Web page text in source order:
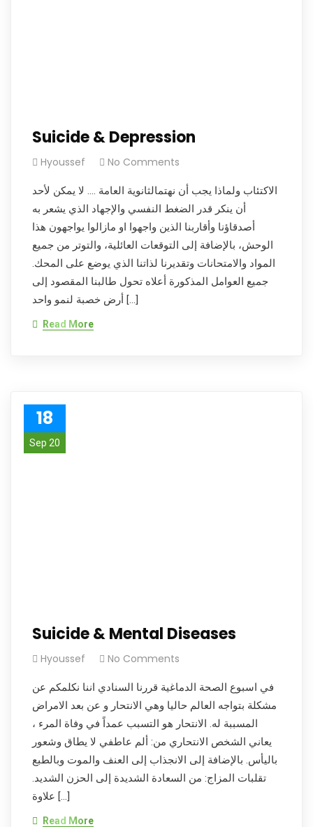
Suicide & Depression
Hyoussef No Comments
الاكتئاب ولماذا يجب أن نهتمالثانوية العامة …. لا يمكن لأحد
أن ينكر قدر الضغط النفسي والإجهاد الذي يشعر به
أصدقاؤنا وأقاربنا الذين واجهوا او مازالوا يواجهون هذا
الوحش، بالإضافة إلى التوقعات العائلية، والتوتر من جميع
المواد والامتحانات وتقديرنا لذاتنا الذي يوضع على المحك.
جميع العوامل المذكورة أعلاه تحول طالبنا المقصود إلى
أرض خصبة لنمو واحد […]
Read More
18
Sep 20
Suicide & Mental Diseases
Hyoussef No Comments
في اسبوع الصحة الدماغية قررنا السنادي اننا نكلمكم عن
مشكلة بتواجه العالم حاليا وهي الانتحار و عن بعد الامراض
المسببة له. الانتحار هو التسبب عمداً في وفاة المرء ،
يعاني الشخص الانتحاري من: ألم عاطفي لا يطاق وشعور
باليأس. بالإضافة إلى الانجذاب إلى العنف والموت وبالطبع
تقلبات المزاج: من السعادة الشديدة إلى الحزن الشديد.
علاوة […]
Read More